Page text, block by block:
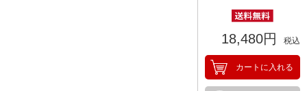
18,480円 税込
カートに入れる